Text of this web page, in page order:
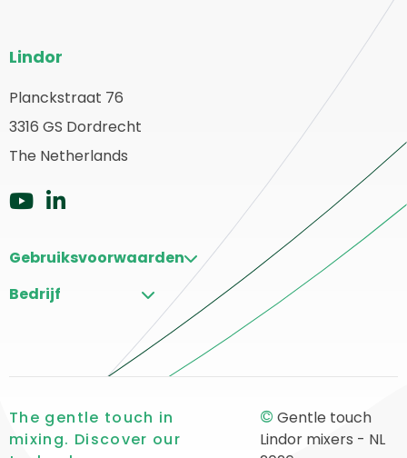
footer
Lindor
Planckstraat 76
3316 GS Dordrecht
The Netherlands
Ga
Youtube
Ga
LinkedIn
Gebruiksvoorwaarden
Bedrijf
The gentle touch in
mixing. Discover our
© Gentle touch
Lindor mixers - NL